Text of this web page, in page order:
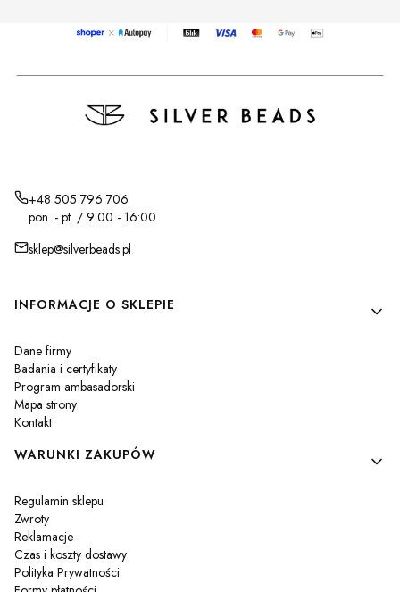
+48 505 796 706
pon. - pt. / 9:00 - 16:00
sklep@silverbeads.pl
Linki w stopce
INFORMACJE O SKLEPIE
Dane firmy
Badania i certyfikaty
Program ambasadorski
Mapa strony
Kontakt
WARUNKI ZAKUPÓW
Regulamin sklepu
Zwroty
Reklamacje
Czas i koszty dostawy
Polityka Prywatności